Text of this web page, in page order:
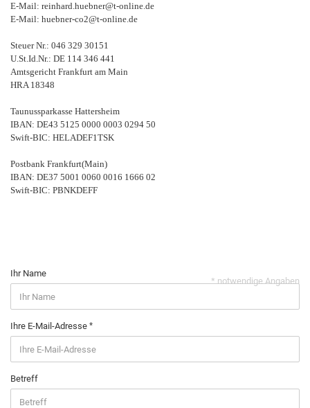
E-Mail: reinhard.huebner@t-online.de
E-Mail: huebner-co2@t-online.de
Steuer Nr.: 046 329 30151
U.St.Id.Nr.: DE 114 346 441
Amtsgericht Frankfurt am Main
HRA 18348
Taunussparkasse Hattersheim
IBAN: DE43 5125 0000 0003 0294 50
Swift-BIC: HELADEF1TSK
Postbank Frankfurt(Main)
IBAN: DE37 5001 0060 0016 1666 02
Swift-BIC: PBNKDEFF
Ihr Name
Ihre E-Mail-Adresse
Betreff
* notwendige Angaben